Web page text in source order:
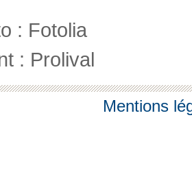
: Fotolia
: Prolival
Mentions